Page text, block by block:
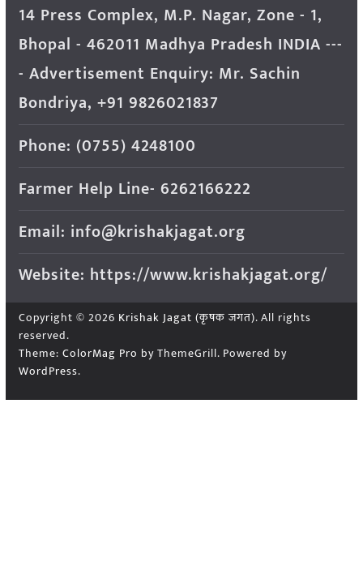
14 Press Complex, M.P. Nagar, Zone - 1,
Bhopal - 462011 Madhya Pradesh INDIA ---
- Advertisement Enquiry: Mr. Sachin
Bondriya, +91 9826021837
Phone: (0755) 4248100
Farmer Help Line- 6262166222
Email: info@krishakjagat.org
Website: https://www.krishakjagat.org/
Copyright © 2026 Krishak Jagat (कृषक जगत). All rights
reserved.
Theme: ColorMag Pro by ThemeGrill. Powered by
WordPress.